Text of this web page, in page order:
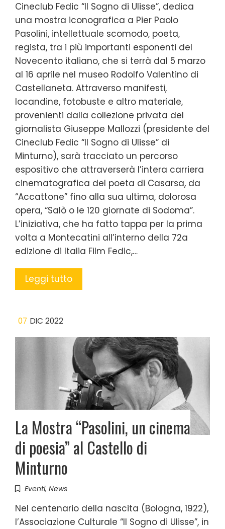
Cineclub Fedic “Il Sogno di Ulisse”, dedica
una mostra iconografica a Pier Paolo
Pasolini, intellettuale scomodo, poeta,
regista, tra i più importanti esponenti del
Novecento italiano, che si terrà dal 5 marzo
al 16 aprile nel museo Rodolfo Valentino di
Castellaneta. Attraverso manifesti,
locandine, fotobuste e altro materiale,
provenienti dalla collezione privata del
giornalista Giuseppe Mallozzi (presidente del
Cineclub Fedic “Il Sogno di Ulisse” di
Minturno), sarà tracciato un percorso
espositivo che attraverserà l’intera carriera
cinematografica del poeta di Casarsa, da
“Accattone” fino alla sua ultima, dolorosa
opera, “Salò o le 120 giornate di Sodoma”.
L’iniziativa, che ha fatto tappa per la prima
volta a Montecatini all’interno della 72a
edizione di Italia Film Fedic,…
Leggi tutto
07 DIC 2022
La Mostra “Pasolini, un cinema
di poesia” al Castello di
Minturno
Eventi, News
Nel centenario della nascita (Bologna, 1922),
l’Associazione Culturale “Il Sogno di Ulisse”, in